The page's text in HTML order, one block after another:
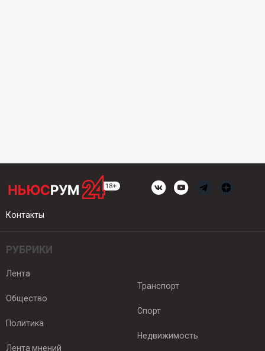
Контакты
РУБРИКИ
Лента
Общество
Политика
Лента мнений
Транспорт
Спорт
Недвижимость